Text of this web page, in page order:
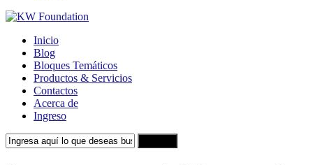
Inicio
Blog
Bloques Temáticos
Productos & Servicios
Contactos
Acerca de
Ingreso